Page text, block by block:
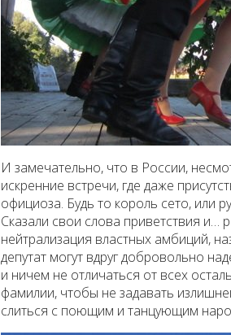
И замечательно, что в России,
искренние встречи, где даже
официоза. Будь то король сето, или
Сказали свои слова приветствия и…
нейтрализация властных амбиций,
депутат могут вдруг добровольно
и ничем не отличаться от всех
фамилии, чтобы не задавать
слиться с поющим и танцующим